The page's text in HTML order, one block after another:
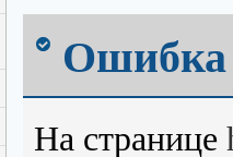
Ошибка
На странице